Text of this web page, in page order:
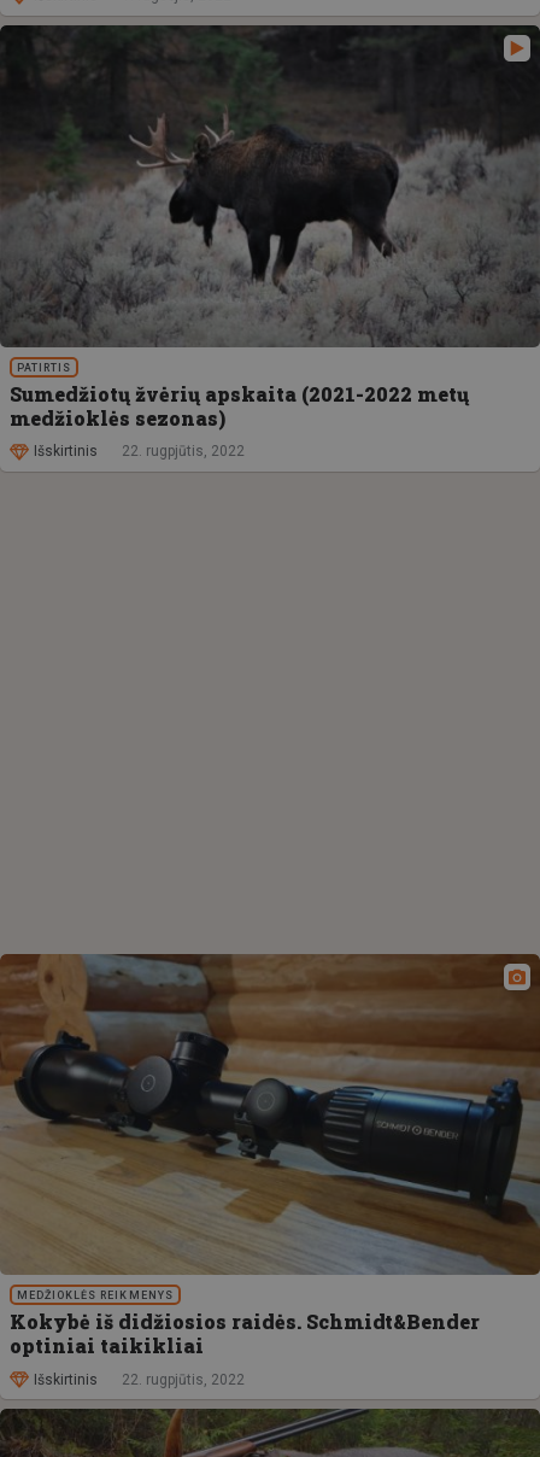
PATIRTIS
Sumedžiotų žvėrių apskaita (2021-2022 metų
medžioklės sezonas)
Išskirtinis 22. rugpjūtis, 2022
MEDŽIOKLĖS REIKMENYS
Kokybė iš didžiosios raidės. Schmidt&Bender
optiniai taikikliai
Išskirtinis 22. rugpjūtis, 2022